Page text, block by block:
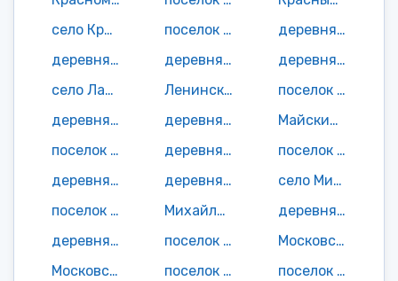
село Красный Рог
поселок Красный Стяг
деревня Кувшиново
деревня Кузнецы
деревня Курманово
деревня Лабодино
село Лапино
Ленинский поселок
поселок Липки
деревня Локня
деревня Лычево
Майский поселок
поселок Малинки
деревня Малое Староселье
поселок Мамонов
деревня Машково
деревня Милашово
село Милечь
поселок Михайловка
Михайловский поселок
деревня Михеенки
деревня Морево
поселок Москали
Московский поселок
Московский поселок
поселок Мостище
поселок Мошки